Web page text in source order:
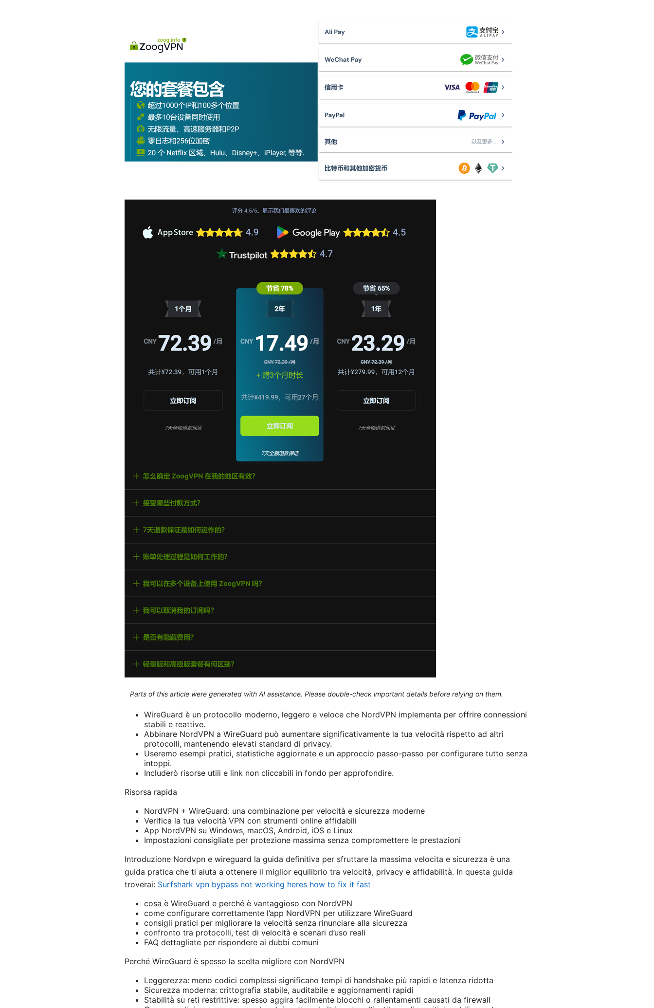
Parts of this article were generated with AI assistance. Please double-check important details before relying on them.
WireGuard è un protocollo moderno, leggero e veloce che NordVPN implementa per offrire connessioni
stabili e reattive.
Abbinare NordVPN a WireGuard può aumentare significativamente la tua velocità rispetto ad altri
protocolli, mantenendo elevati standard di privacy.
Useremo esempi pratici, statistiche aggiornate e un approccio passo-passo per configurare tutto senza
intoppi.
Includerò risorse utili e link non cliccabili in fondo per approfondire.
Risorsa rapida
NordVPN + WireGuard: una combinazione per velocità e sicurezza moderne
Verifica la tua velocità VPN con strumenti online affidabili
App NordVPN su Windows, macOS, Android, iOS e Linux
Impostazioni consigliate per protezione massima senza compromettere le prestazioni
Introduzione Nordvpn e wireguard la guida definitiva per sfruttare la massima velocita e sicurezza è una
guida pratica che ti aiuta a ottenere il miglior equilibrio tra velocità, privacy e affidabilità. In questa guida
troverai: Surfshark vpn bypass not working heres how to fix it fast
cosa è WireGuard e perché è vantaggioso con NordVPN
come configurare correttamente l’app NordVPN per utilizzare WireGuard
consigli pratici per migliorare la velocità senza rinunciare alla sicurezza
confronto tra protocolli, test di velocità e scenari d’uso reali
FAQ dettagliate per rispondere ai dubbi comuni
Perché WireGuard è spesso la scelta migliore con NordVPN
Leggerezza: meno codici complessi significano tempi di handshake più rapidi e latenza ridotta
Sicurezza moderna: crittografia stabile, auditabile e aggiornamenti rapidi
Stabilità su reti restrittive: spesso aggira facilmente blocchi o rallentamenti causati da firewall